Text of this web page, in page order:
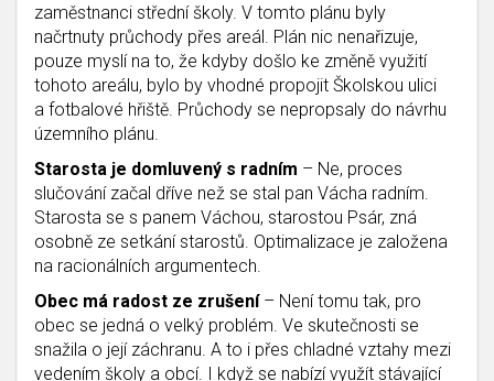
zaměstnanci střední školy. V tomto plánu byly
načrtnuty průchody přes areál. Plán nic nenařizuje,
pouze myslí na to, že kdyby došlo ke změně využití
tohoto areálu, bylo by vhodné propojit Školskou ulici
a fotbalové hřiště. Průchody se nepropsaly do návrhu
územního plánu.
Starosta je domluvený s radním – Ne, proces
slučování začal dříve než se stal pan Vácha radním.
Starosta se s panem Váchou, starostou Psár, zná
osobně ze setkání starostů. Optimalizace je založena
na racionálních argumentech.
Obec má radost ze zrušení– Není tomu tak, pro
obec se jedná o velký problém. Ve skutečnosti se
snažila o její záchranu. A to i přes chladné vztahy mezi
vedením školy a obcí. I když se nabízí využít stávající